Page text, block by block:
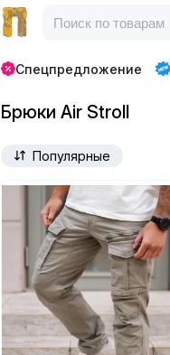
Спецпредложение
Брюки Air Stroll
Популярные